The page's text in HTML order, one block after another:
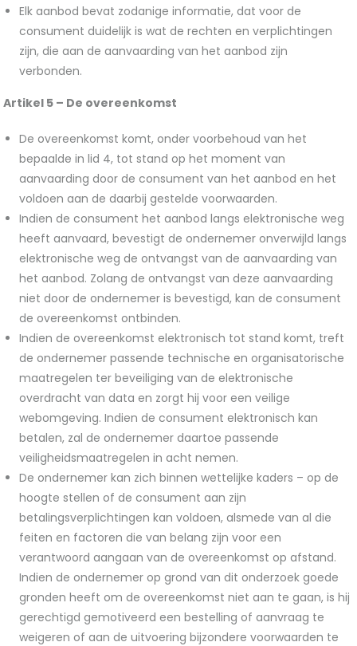
Elk aanbod bevat zodanige informatie, dat voor de
consument duidelijk is wat de rechten en verplichtingen
zijn, die aan de aanvaarding van het aanbod zijn
verbonden.
Artikel 5 – De overeenkomst
De overeenkomst komt, onder voorbehoud van het
bepaalde in lid 4, tot stand op het moment van
aanvaarding door de consument van het aanbod en het
voldoen aan de daarbij gestelde voorwaarden.
Indien de consument het aanbod langs elektronische weg
heeft aanvaard, bevestigt de ondernemer onverwijld langs
elektronische weg de ontvangst van de aanvaarding van
het aanbod. Zolang de ontvangst van deze aanvaarding
niet door de ondernemer is bevestigd, kan de consument
de overeenkomst ontbinden.
Indien de overeenkomst elektronisch tot stand komt, treft
de ondernemer passende technische en organisatorische
maatregelen ter beveiliging van de elektronische
overdracht van data en zorgt hij voor een veilige
webomgeving. Indien de consument elektronisch kan
betalen, zal de ondernemer daartoe passende
veiligheidsmaatregelen in acht nemen.
De ondernemer kan zich binnen wettelijke kaders – op de
hoogte stellen of de consument aan zijn
betalingsverplichtingen kan voldoen, alsmede van al die
feiten en factoren die van belang zijn voor een
verantwoord aangaan van de overeenkomst op afstand.
Indien de ondernemer op grond van dit onderzoek goede
gronden heeft om de overeenkomst niet aan te gaan, is hij
gerechtigd gemotiveerd een bestelling of aanvraag te
weigeren of aan de uitvoering bijzondere voorwaarden te